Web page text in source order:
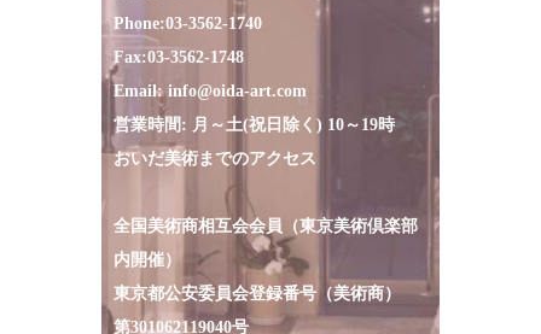
Phone:03-3562-1740
Fax:03-3562-1748
Email: info@oida-art.com
営業時間: 月～土(祝日除く) 10～19時
おいだ美術までのアクセス
全国美術商相互会会員（東京美術倶楽部
内開催）
東京都公安委員会登録番号（美術商）
第301062119040号